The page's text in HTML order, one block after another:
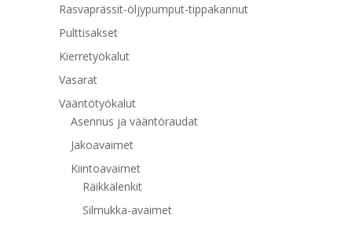
Rasvaprässit-öljypumput-tippakannut
Pulttisakset
Kierretyökalut
Vasarat
Vääntötyökalut
Asennus ja vääntöraudat
Jakoavaimet
Kiintoavaimet
Räikkälenkit
Silmukka-avaimet